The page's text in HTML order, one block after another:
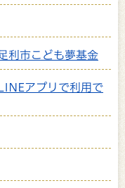
利市こども夢基金
アプリで利用で